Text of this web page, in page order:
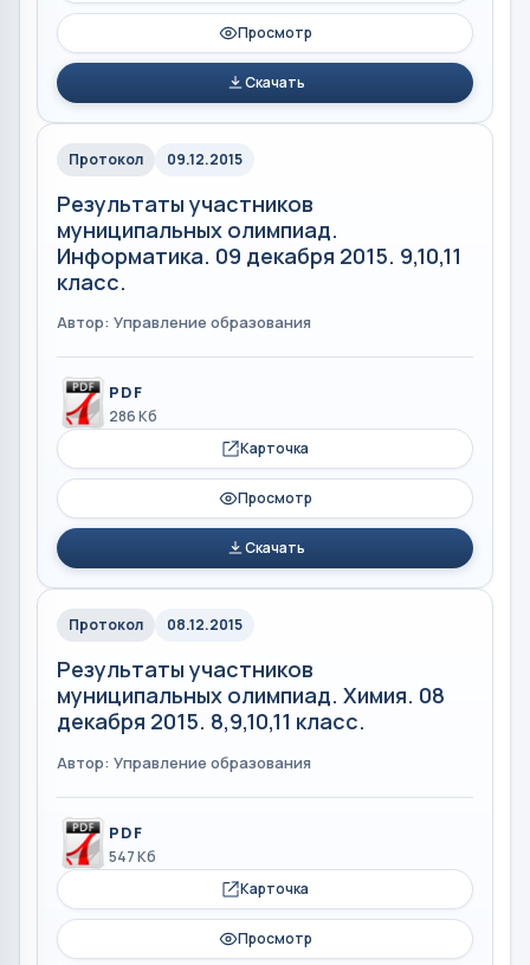
Просмотр
Скачать
Протокол 09.12.2015
Результаты участников
муниципальных олимпиад.
Информатика. 09 декабря 2015. 9,10,11
класс.
Автор: Управление образования
PDF
286 Кб
Карточка
Просмотр
Скачать
Протокол 08.12.2015
Результаты участников
муниципальных олимпиад. Химия. 08
декабря 2015. 8,9,10,11 класс.
Автор: Управление образования
PDF
547 Кб
Карточка
Просмотр